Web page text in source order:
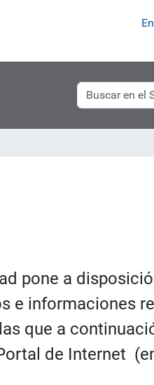
Buscar
Búsqueda
Avanzada…
pone a
e informaciones
que a
de Internet